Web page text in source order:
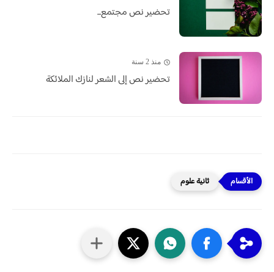
تحضير نص مجتمع...
منذ 2 سنة
تحضير نص إلى الشعر لنازك الملائكة
ثانية علوم